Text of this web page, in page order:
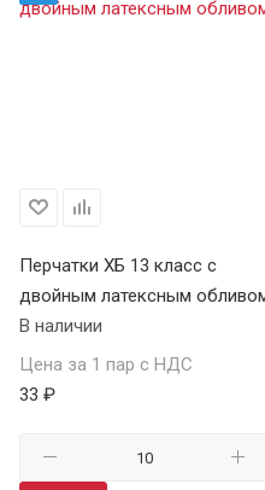
Перчатки ХБ 13 класс с
двойным латексным
В наличии
Цена за 1 пар с НДС
33 ₽